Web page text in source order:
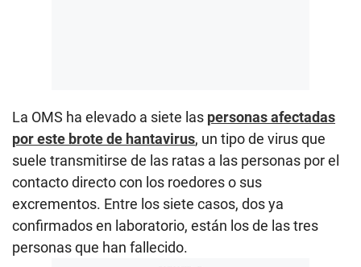
La OMS ha elevado a siete las personas afectadas
por este brote de hantavirus, un tipo de virus que
suele transmitirse de las ratas a las personas por el
contacto directo con los roedores o sus
excrementos. Entre los siete casos, dos ya
confirmados en laboratorio, están los de las tres
personas que han fallecido.